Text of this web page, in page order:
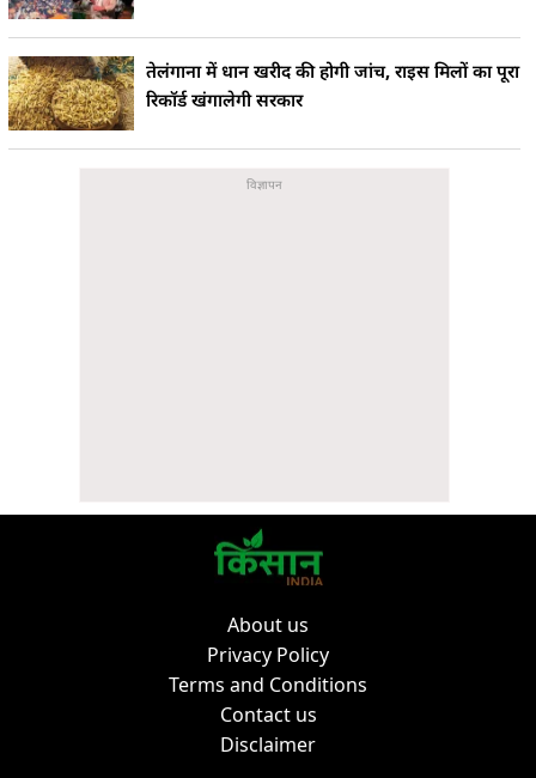
तेलंगाना में धान खरीद की होगी जांच, राइस मिलों का पूरा
रिकॉर्ड खंगालेगी सरकार
About us
Privacy Policy
Terms and Conditions
Contact us
Disclaimer